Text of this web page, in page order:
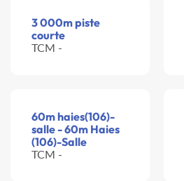
3 000m piste
courte
TCM -
60m haies(106)-
salle - 60m Haies
(106)-Salle
TCM -